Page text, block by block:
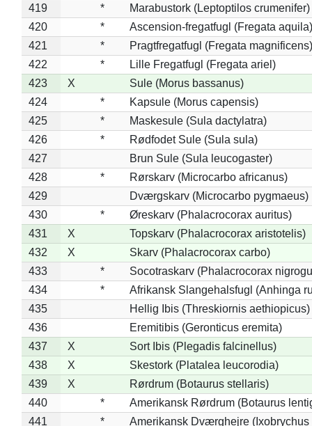
419
*
Marabustork (Leptoptilos crumenifer)
420
*
Ascension-fregatfugl (Fregata aquila)
421
*
Pragtfregatfugl (Fregata magnificens)
422
*
Lille Fregatfugl (Fregata ariel)
423
X
Sule (Morus bassanus)
424
*
Kapsule (Morus capensis)
425
*
Maskesule (Sula dactylatra)
426
*
Rødfodet Sule (Sula sula)
427
Brun Sule (Sula leucogaster)
428
*
Rørskarv (Microcarbo africanus)
429
Dværgskarv (Microcarbo pygmaeus)
430
*
Øreskarv (Phalacrocorax auritus)
431
X
Topskarv (Phalacrocorax aristotelis)
432
X
Skarv (Phalacrocorax carbo)
433
*
Socotraskarv (Phalacrocorax
434
*
Afrikansk Slangehalsfugl (Anhinga
435
Hellig Ibis (Threskiornis aethiopicus)
436
Eremitibis (Geronticus eremita)
437
X
Sort Ibis (Plegadis falcinellus)
438
X
Skestork (Platalea leucorodia)
439
X
Rørdrum (Botaurus stellaris)
440
*
Amerikansk Rørdrum (Botaurus
441
*
Amerikansk Dværghejre (Ixobrychus